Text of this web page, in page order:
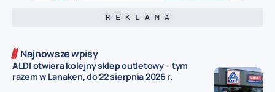
R E K L A M A
Najnowsze wpisy
ALDI otwiera kolejny sklep outletowy – tym
razem w Lanaken, do 22 sierpnia 2026 r.